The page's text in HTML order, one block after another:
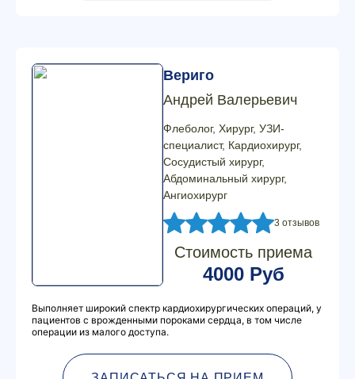
Вериго
Андрей Валерьевич
Флеболог, Хирург, УЗИ-
специалист, Кардиохирург,
Сосудистый хирург,
Абдоминальный хирург,
Ангиохирург
3 отзывов
Стоимость приема
4000 Руб
Выполняет широкий спектр кардиохирургических операций, у
пациентов с врожденными пороками сердца, в том числе
операции из малого доступа.